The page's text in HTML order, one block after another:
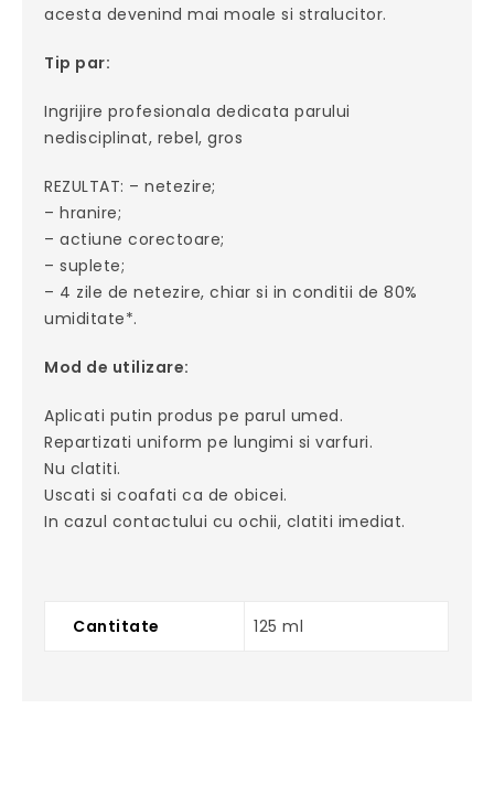
acesta devenind mai moale si stralucitor.
Tip par:
Ingrijire profesionala dedicata parului
nedisciplinat, rebel, gros
REZULTAT: – netezire;
– hranire;
– actiune corectoare;
– suplete;
– 4 zile de netezire, chiar si in conditii de 80%
umiditate*.
Mod de utilizare:
Aplicati putin produs pe parul umed.
Repartizati uniform pe lungimi si varfuri.
Nu clatiti.
Uscati si coafati ca de obicei.
In cazul contactului cu ochii, clatiti imediat.
Cantitate 125 ml